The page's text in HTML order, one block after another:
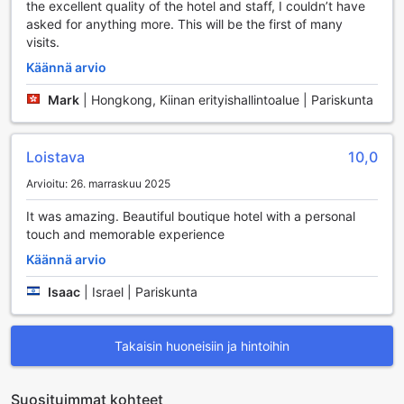
tarjoavat erilaisia hierontahoitoja, jotka auttavat
lievittämään stressiä ja palauttamaan kehon ja mielen
tasapainon. Olipa kyseessä rentouttava klassinen hieronta
rauhoittavasta kokemuksesta, joka virkistää sinua ja
valmistaa sinut jatkamaan seikkailujasi Lissabonin kauniissa
kaupungissa.
hotellissa
Verride Palacio Santa Catarina -hotellin
urheilumahdollisuudet tarjoavat vierailleen täydellisen
mahdollisuuden yhdistää rentoutuminen ja aktiivinen
elämäntapa upeassa ympäristössä. Hotellin ulkouima-allas
on kuin kutsuva keidas, jossa voit nauttia
auringonpaisteesta ja virkistävästä vedestä. Altaan
rentoutua, ja sen poolside-baari tarjoaa virkistäviä juomia ja
herkullisia välipaloja, jotka täydentävät päivääsi auringossa.
Lisäksi hotellin läheisyydessä on useita upeita
maisemia. Olitpa sitten kokeneempi vaeltaja tai vasta-
the excellent quality of the hotel and staff, I couldn’t have
asked for anything more. This will be the first of many
visits.
Käännä arvio
Mark Hongkong, Kiinan erityishallintoalue | Pariskunta
Loistava 10,0
Arvioitu: 26. marraskuu 2025
It was amazing. Beautiful boutique hotel with a personal
touch and memorable experience
Käännä arvio
Isaac Israel | Pariskunta
Takaisin huoneisiin ja hintoihin
Suosituimmat kohteet